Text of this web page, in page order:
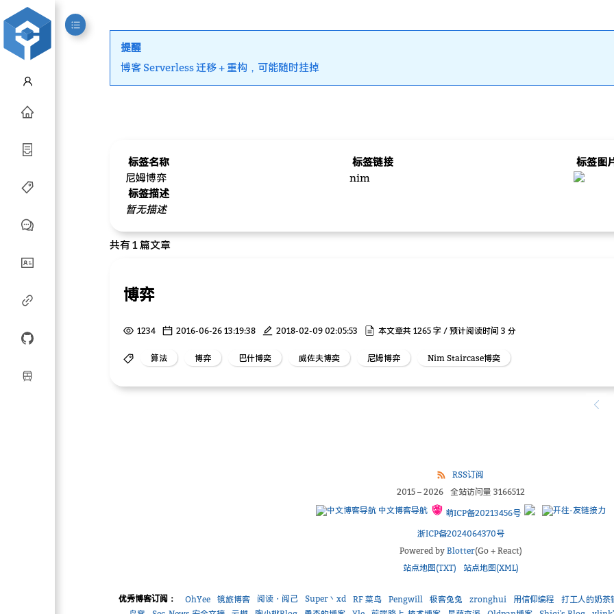
提醒
博客 Serverless 迁移 + 重构，可能随时挂掉
标签名称 标签链接
标签图
尼姆博弈
nim
标签描述
暂无描述
共有 1 篇文章
博弈
1234 2016-06-26 13:19:38 2018-02-09 02:05:53 本文章共 1265 字 / 预计阅读时间 3 分
算法 博弈 巴什博奕 威佐夫博奕 尼姆博弈 Nim Staircase博奕
RSS订阅
2015– 2026 全站访问量 3166512
中文博客导航
萌ICP备20213456号
浙ICP备2024064370号
Powered by Blotter(Go + React)
站点地图(TXT)
站点地图(XML)
优秀博客订阅： OhYee 镜旅博客 阅读・阅己 Super丶xd RF 菜鸟 Pengwill 极客兔兔 zronghui 用信仰编程
打工人的奶茶